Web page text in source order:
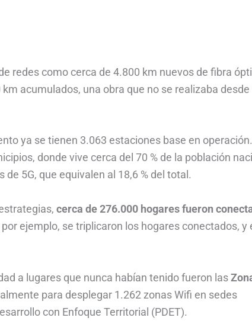
redes como cerca de 4.800 km nuevos de fibra
acumulados, una obra que no se realizaba
ya se tienen 3.063 estaciones base en
donde vive cerca del 70 % de la población
5G, que equivalen al 18,6 % del total.
cerca de 276.000 hogares fueron
por ejemplo, se triplicaron los hogares conectados, y
a lugares que nunca habían tenido fueron las
para desplegar 1.262 zonas Wifi en sedes
con Enfoque Territorial (PDET).